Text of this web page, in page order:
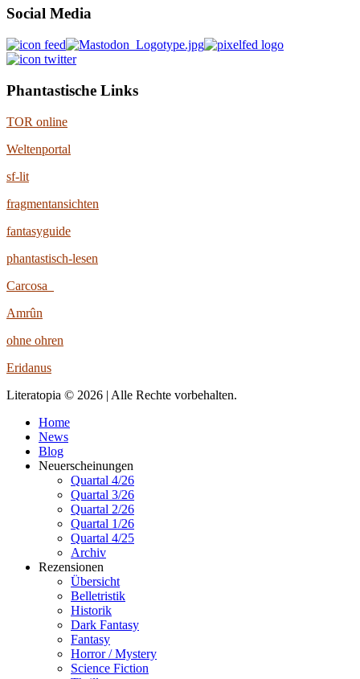
Social Media
Phantastische Links
TOR online
Weltenportal
sf-lit
fragmentansichten
fantasyguide
phantastisch-lesen
Carcosa
Amrûn
ohne ohren
Eridanus
Literatopia © 2026 | Alle Rechte vorbehalten.
Home
News
Blog
Neuerscheinungen
Quartal 4/26
Quartal 3/26
Quartal 2/26
Quartal 1/26
Quartal 4/25
Archiv
Rezensionen
Übersicht
Belletristik
Historik
Dark Fantasy
Fantasy
Horror / Mystery
Science Fiction